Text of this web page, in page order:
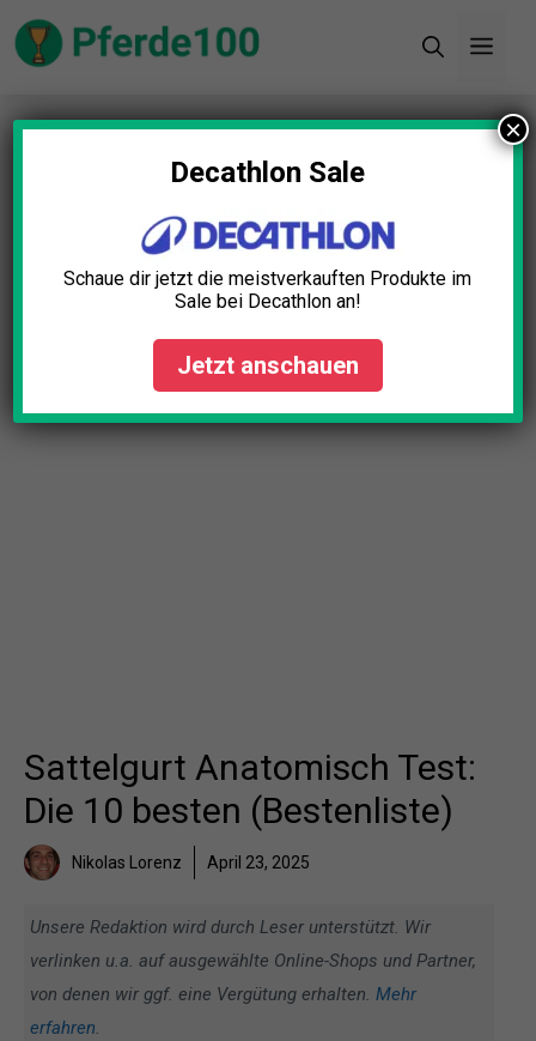
Zum
Inhalt
Startseite»Blog»Sattelgurt Anatomisch Test:
Die 10 besten (Bestenliste)
Sattelgurt Anatomisch Test:
Die 10 besten (Bestenliste)
Nikolas Lorenz April 23, 2025
Unsere Redaktion wird durch Leser unterstützt. Wir
verlinken u.a. auf ausgewählte Online-Shops und Partner,
von denen wir ggf. eine Vergütung erhalten. Mehr
erfahren.
Decathlon Sale
Schaue dir jetzt die meistverkauften Produkte im
Sale bei Decathlon an!
Jetzt anschauen
×